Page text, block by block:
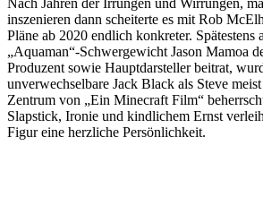
Nach Jahren der Irrungen und Wirrungen,
inszenieren dann scheiterte es mit Rob
Pläne ab 2020 endlich konkreter. Spätestens
„Aquaman“-Schwergewicht Jason Mamoa
Produzent sowie Hauptdarsteller beitrat,
unverwechselbare Jack Black als Steve
Zentrum von „Ein Minecraft Film“
Slapstick, Ironie und kindlichem Ernst
Figur eine herzliche Persönlichkeit.